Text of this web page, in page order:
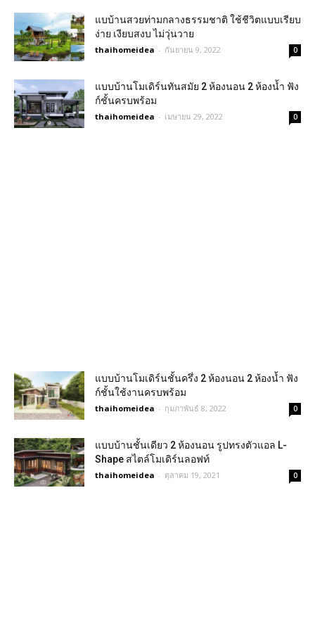
แบบ้านสวยท่ามกลางธรรมชาติ ใช้ชีวิตแบบเรียบ
ง่าย เงียบสงบ ไม่วุ่นวาย
thaihomeidea - กันยายน 9, 2022 0
แบบบ้านโมเดิร์นทันสมัย 2 ห้องนอน 2 ห้องน้ำ ฟัง
ก์ชั้นครบพร้อม
thaihomeidea - เมษายน 29, 2022 0
แบบบ้านโมเดิร์นชั้นครึ่ง 2 ห้องนอน 2 ห้องน้ำ ฟัง
ก์ชั้นใช้งานครบพร้อม
thaihomeidea - กุมภาพันธ์ 8, 2022 0
แบบบ้านชั้นเดียว 2 ห้องนอน รูปทรงตัวแอล L-
Shape สไตล์โมเดิร์นลอฟท์
thaihomeidea - ตุลาคม 19, 2021 0